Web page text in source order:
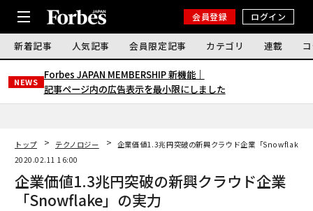
会員登録 ログイン
新着記事 人気記事 会員限定記事 カテゴリ 連載
NEWS
Forbes JAPAN MEMBERSHIP 新機能｜
記事ページ内の広告表示を最小限にしました
トップ テクノロジー
企業価値1.3兆円突破の新興クラウド企業「Snowflake」
2020.02.11 16:00
企業価値1.3兆円突破の新興クラウド企業
「Snowflake」の実力